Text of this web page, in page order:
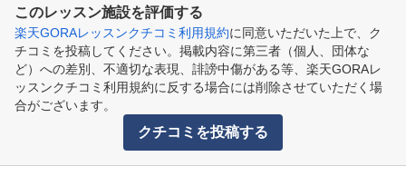
このレッスン施設を評価する
楽天GORAレッスンクチコミ利用規約に同意いただいた上で、ク
チコミを投稿してください。掲載内容に第三者（個人、団体な
ど）への差別、不適切な表現、誹謗中傷がある等、楽天GORAレ
ッスンクチコミ利用規約に反する場合には削除させていただく場
合がございます。
クチコミを投稿する